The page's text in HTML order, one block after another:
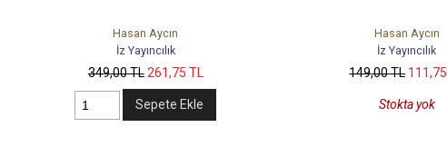
Hasan Aycın
İz Yayıncılık
349,00TL 261,75 TL
Sepete Ekle
Hasan Aycın
İz Yayıncılık
149,00TL 111,75
Stokta yok